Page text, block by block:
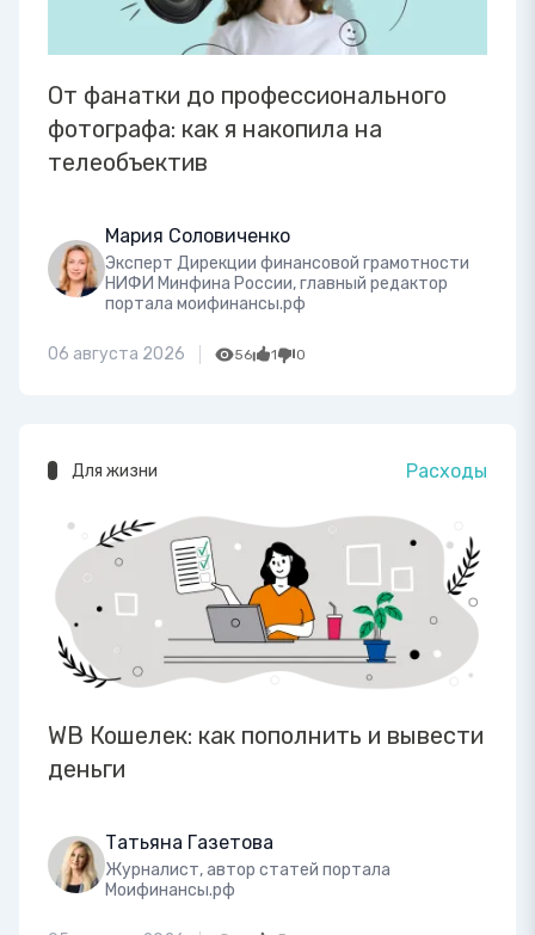
От фанатки до профессионального
фотографа: как я накопила на
телеобъектив
Мария Соловиченко
Эксперт Дирекции финансовой грамотности
НИФИ Минфина России, главный редактор
портала моифинансы.рф
06 августа 2026 56 1 0
Для жизни Расходы
WB Кошелек: как пополнить и вывести
деньги
Татьяна Газетова
Журналист, автор статей портала
Моифинансы.рф